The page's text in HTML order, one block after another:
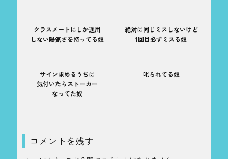
クラスメートにしか通用
しない陽気さを持ってる奴
絶対に同じミスしないけど
1回目必ずミスる奴
サイン求めるうちに
気付いたらストーカー
なってた奴
叱られてる奴
コメントを残す